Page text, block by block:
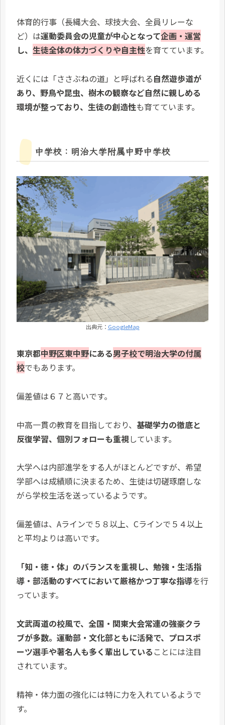
体育的行事（長縄大会、球技大会、全員リレーな
ど）は運動委員会の児童が中心となって企画・運営
し、 生徒全体の体力づくりや自主性を育てています。
近くには「ささぶねの道」と呼ばれる自然遊歩道が
あり、野鳥や昆虫、樹木の観察など自然に親しめる
環境が整っており、生徒の創造性も育てています。
中学校：明治大学附属中野中学校
出典元： GoogleMap
東京都中野区東中野にある男子校で明治大学の付属
校でもあります。
偏差値は６７と高いです。
中高一貫の教育を目指しており、 基礎学力の徹底と
反復学習、個別フォローも重視しています。
大学へは内部進学をする人がほとんどですが、希望
学部へは成績順に決まるため、生徒は切磋琢磨しな
がら学校生活を送っているようです。
偏差値は、Aラインで５８以上、Cラインで５４以上
と平均よりは高いです。
「知・徳・体」のバランスを重視し、勉強・生活指
導・部活動のすべてにおいて厳格かつ丁寧な指導を行
っています。
文武両道の校風で、全国・関東大会常連の強豪クラ
ブが多数。運動部・文化部ともに活発で、プロスポ
ーツ選手や著名人も多く輩出している ことには注目
されています。
精神・体力面の強化には特に力を入れているようで
す。